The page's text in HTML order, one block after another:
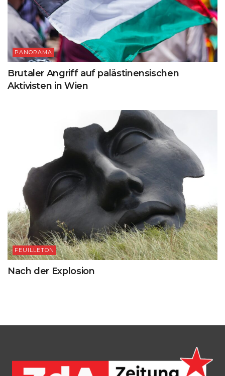
PANORAMA
Brutaler Angriff auf palästinensischen
Aktivisten in Wien
FEUILLETON
Nach der Explosion